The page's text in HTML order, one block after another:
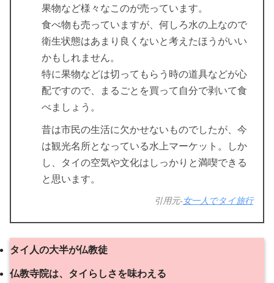
果物など様々なこのが売っています。
食べ物も売っていますが、何しろ水の上なので
衛生状態はあまり良くないと考えたほうがいい
かもしれません。
特に果物などは切ってもらう時の道具などが心
配ですので、まるごとを買って自分で剥いて食
べましょう。
昔は市民の生活に欠かせないものでしたが、今
は観光名所となっている水上マーケット。しか
し、タイの空気や文化はしっかりと満喫できる
と思います。
引用元-女一人でタイ旅行
タイ人の大半が仏教徒
仏教寺院は、タイらしさを味わえる